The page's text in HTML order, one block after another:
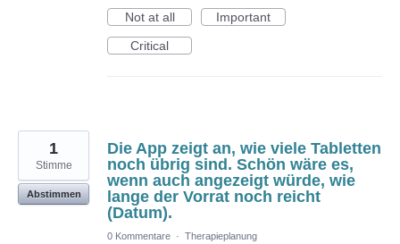
Not at all
Important
Critical
Die App zeigt an, wie viele Tabletten
noch übrig sind. Schön wäre es,
wenn auch angezeigt würde, wie
lange der Vorrat noch reicht
(Datum).
1
Stimme
Abstimmen
0 Kommentare · Therapieplanung